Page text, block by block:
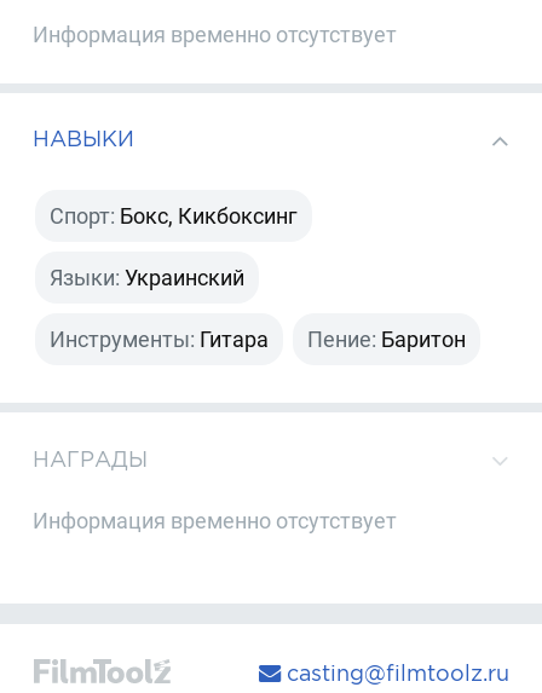
Информация временно отсутствует
НАВЫКИ
Спорт: Бокс, Кикбоксинг
Языки: Украинский
Инструменты: Гитара Пение: Баритон
НАГРАДЫ
Информация временно отсутствует
casting@filmtoolz.ru